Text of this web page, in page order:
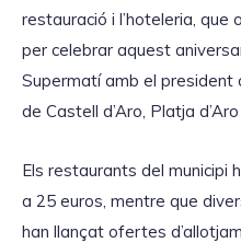
EMBED
restauració i l’hoteleria, que
per celebrar aquest
Supermatí amb el president
de Castell d’Aro, Platja
Els restaurants del municipi
a 25 euros, mentre que
han llançat ofertes